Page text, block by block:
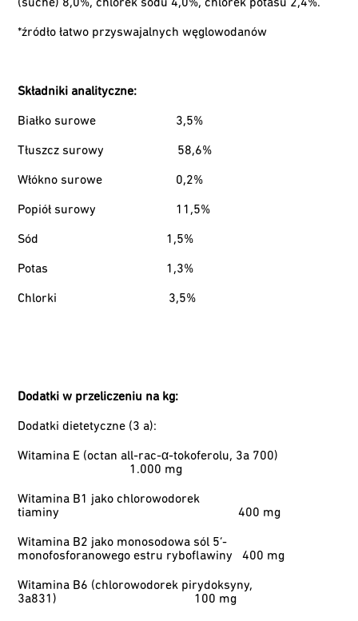
(suche) 8,0%, chlorek sodu 4,0%, chlorek potasu 2,4%.
*źródło łatwo przyswajalnych węglowodanów
Składniki analityczne:
Białko surowe 3,5%
Tłuszcz surowy 58,6%
Włókno surowe 0,2%
Popiół surowy 11,5%
Sód 1,5%
Potas 1,3%
Chlorki 3,5%
Dodatki w przeliczeniu na kg:
Dodatki dietetyczne (3 a):
Witamina E (octan all-rac-α-tokoferolu, 3a 700)
1.000 mg
Witamina B1 jako chlorowodorek
tiaminy
400 mg
Witamina B2 jako monosodowa sól 5’-
monofosforanowego estru ryboflawiny
400 mg
Witamina B6 (chlorowodorek pirydoksyny,
3a831)
100 mg